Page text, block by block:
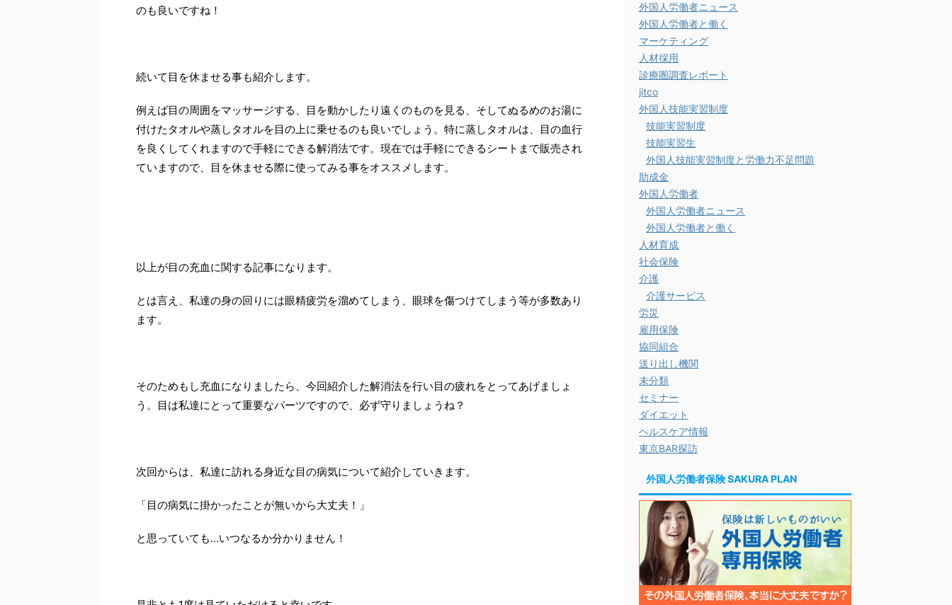
のも良いですね！
続いて目を休ませる事も紹介します。
例えば目の周囲をマッサージする、目を動かしたり遠くのものを見る、そしてぬるめのお湯に
付けたタオルや蒸しタオルを目の上に乗せるのも良いでしょう。特に蒸しタオルは、目の血行
を良くしてくれますので手軽にできる解消法です。現在では手軽にできるシートまで販売され
ていますので、目を休ませる際に使ってみる事をオススメします。
以上が目の充血に関する記事になります。
とは言え、私達の身の回りには眼精疲労を溜めてしまう、眼球を傷つけてしまう等が多数あり
ます。
そのためもし充血になりましたら、今回紹介した解消法を行い目の疲れをとってあげましょ
う。目は私達にとって重要なパーツですので、必ず守りましょうね？
次回からは、私達に訪れる身近な目の病気について紹介していきます。
「目の病気に掛かったことが無いから大丈夫！」
と思っていても…いつなるか分かりません！
外国人労働者ニュース
外国人労働者と働く
マーケティング
人材採用
診療圏調査レポート
jitco
外国人技能実習制度
技能実習制度
技能実習生
外国人技能実習制度と労働力不足問題
助成金
外国人労働者
外国人労働者ニュース
外国人労働者と働く
人材育成
社会保険
介護
介護サービス
労災
雇用保険
協同組合
送り出し機関
未分類
セミナー
ダイエット
ヘルスケア情報
東京BAR探訪
外国人労働者保険 SAKURA PLAN